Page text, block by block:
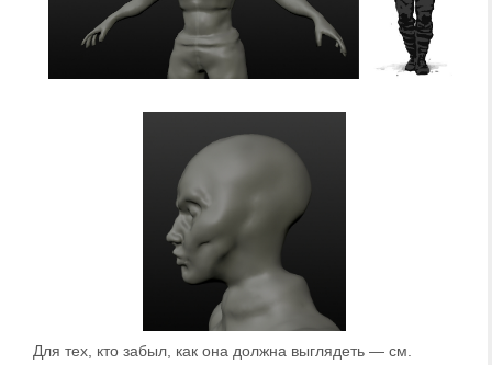
Для тех, кто забыл, как она должна выглядеть — см.